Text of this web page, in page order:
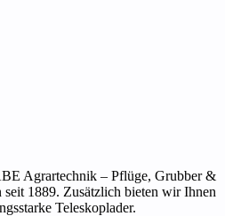
Agrartechnik – Pflüge, Grubber &
seit 1889. Zusätzlich bieten wir Ihnen
Teleskoplader.